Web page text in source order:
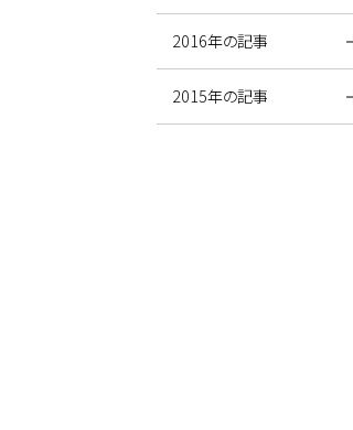
2016年の記事
2015年の記事